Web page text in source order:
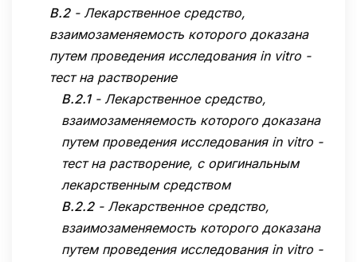
B.2- Лекарственное средство,
взаимозаменяемость которого доказана
путем проведения исследования in vitro -
тест на растворение
B.2.1- Лекарственное средство,
взаимозаменяемость которого доказана
путем проведения исследования in vitro -
тест на растворение, с оригинальным
лекарственным средством
B.2.2- Лекарственное средство,
взаимозаменяемость которого доказана
путем проведения исследования in vitro -